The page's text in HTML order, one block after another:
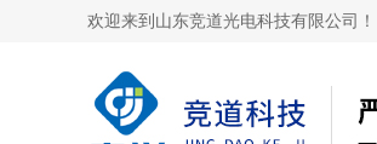
欢迎来到山东竞道光电科技有限公司！